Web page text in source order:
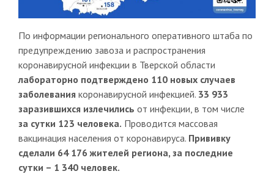
По информации регионального оперативного штаба по
предупреждению завоза и распространения
коронавирусной инфекции в Тверской области
лабораторно подтверждено 110 новых случаев
заболеваниякоронавирусной инфекцией. 33 933
заразившихся излечились от инфекции, в том числе
за сутки 123 человека. Проводится массовая
вакцинация населения от коронавируса. Прививку
сделали 64 176 жителей региона, за последние
сутки – 1 340 человек.